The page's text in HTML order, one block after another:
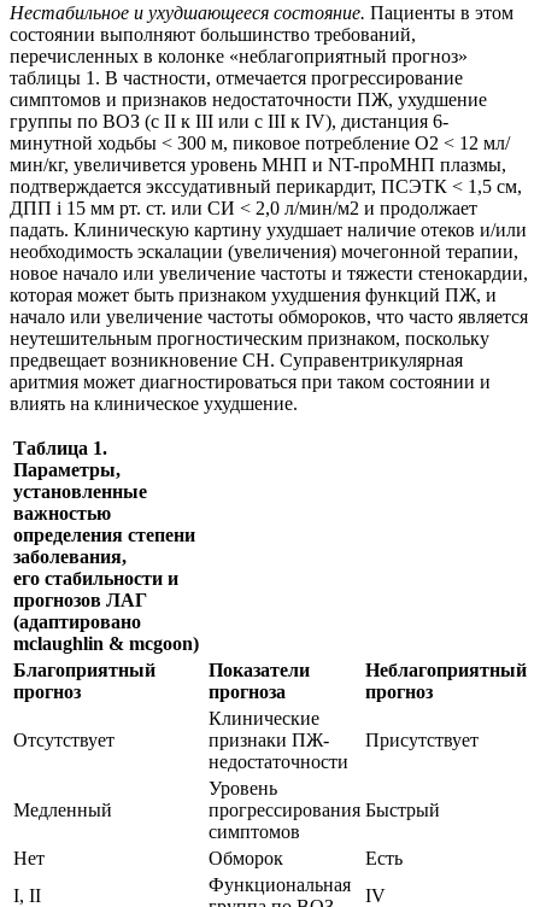
Нестабильное и ухудшающееся состояние. Пациенты в этом
состоянии выполняют большинство требований,
перечисленных в колонке «неблагоприятный прогноз»
таблицы 1. В частности, отмечается прогрессирование
симптомов и признаков недостаточности ПЖ, ухудшение
группы по ВОЗ (с II к III или с III к IV), дистанция 6-
минутной ходьбы < 300 м, пиковое потребление O2 < 12 мл/
мин/кг, увеличивется уровень МНП и NT-проМНП плазмы,
подтверждается экссудативный перикардит, ПСЭТК < 1,5 см,
ДПП і 15 мм рт. ст. или СИ < 2,0 л/мин/м2 и продолжает
падать. Клиническую картину ухудшает наличие отеков и/или
необходимость эскалации (увеличения) мочегонной терапии,
новое начало или увеличение частоты и тяжести стенокардии,
которая может быть признаком ухудшения функций ПЖ, и
начало или увеличение частоты обмороков, что часто является
неутешительным прогностическим признаком, поскольку
предвещает возникновение СН. Суправентрикулярная
аритмия может диагностироваться при таком состоянии и
влиять на клиническое ухудшение.
Таблица 1.
Параметры,
установленные
важностью
определения степени
заболевания,
его стабильности и
прогнозов ЛАГ
(адаптировано
mclaughlin & mcgoon)
Благоприятный
прогноз
Показатели
прогноза
Неблагоприятный
прогноз
Отсутствует
Клинические
признаки ПЖ-
недостаточности
Присутствует
Медленный
Уровень
прогрессирования
симптомов
Быстрый
Нет Обморок
Есть
I, II
Функциональная
IV